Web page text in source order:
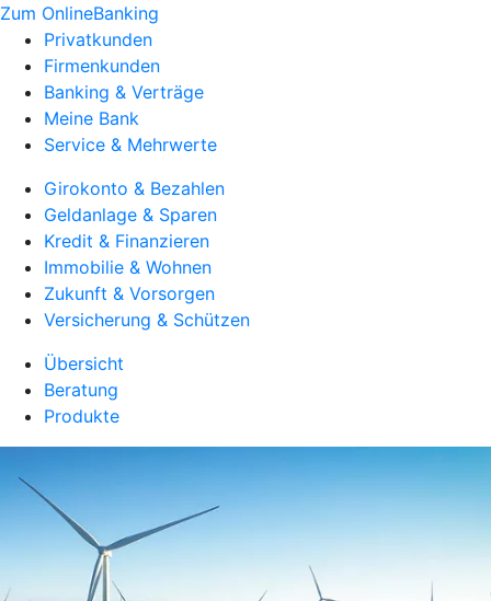
Zum OnlineBanking
Privatkunden
Firmenkunden
Banking & Verträge
Meine Bank
Service & Mehrwerte
Girokonto & Bezahlen
Geldanlage & Sparen
Kredit & Finanzieren
Immobilie & Wohnen
Zukunft & Vorsorgen
Versicherung & Schützen
Übersicht
Beratung
Produkte